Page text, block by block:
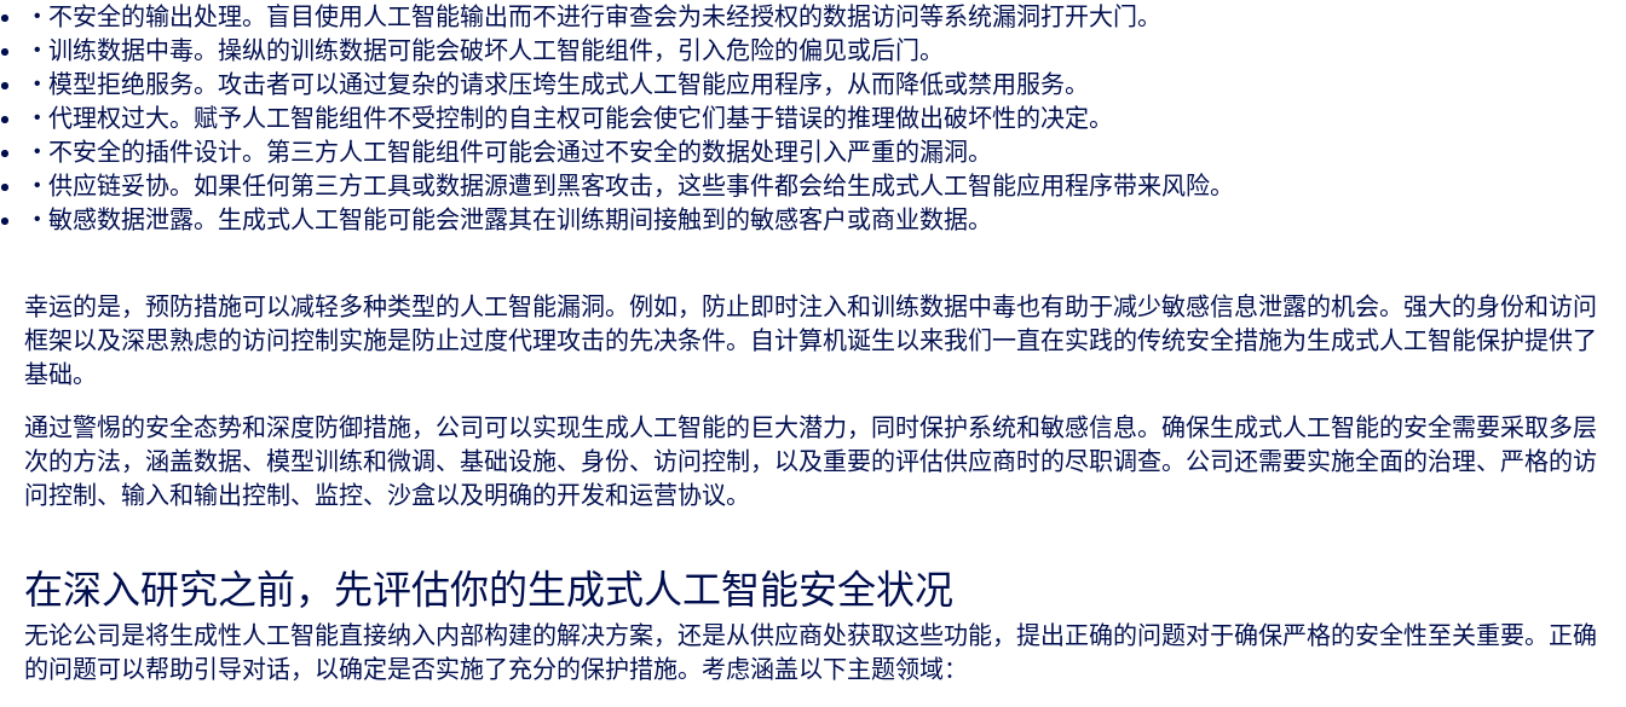
不安全的输出处理。盲目使用人工智能输出而不进行审查会为未经授权的数据访问等系统漏洞打开大门。
训练数据中毒。操纵的训练数据可能会破坏人工智能组件，引入危险的偏见或后门。
模型拒绝服务。攻击者可以通过复杂的请求压垮生成式人工智能应用程序，从而降低或禁用服务。
代理权过大。赋予人工智能组件不受控制的自主权可能会使它们基于错误的推理做出破坏性的决定。
不安全的插件设计。第三方人工智能组件可能会通过不安全的数据处理引入严重的漏洞。
供应链妥协。如果任何第三方工具或数据源遭到黑客攻击，这些事件都会给生成式人工智能应用程序带来风险。
敏感数据泄露。生成式人工智能可能会泄露其在训练期间接触到的敏感客户或商业数据。
幸运的是，预防措施可以减轻多种类型的人工智能漏洞。例如，防止即时注入和训练数据中毒也有助于减少敏感信息泄露的机会。强大的身份和访问
框架以及深思熟虑的访问控制实施是防止过度代理攻击的先决条件。自计算机诞生以来我们一直在实践的传统安全措施为生成式人工智能保护提供了
基础。
通过警惕的安全态势和深度防御措施，公司可以实现生成人工智能的巨大潜力，同时保护系统和敏感信息。确保生成式人工智能的安全需要采取多层
次的方法，涵盖数据、模型训练和微调、基础设施、身份、访问控制，以及重要的评估供应商时的尽职调查。公司还需要实施全面的治理、严格的访
问控制、输入和输出控制、监控、沙盒以及明确的开发和运营协议。
在深入研究之前，先评估你的生成式人工智能安全状况
无论公司是将生成性人工智能直接纳入内部构建的解决方案，还是从供应商处获取这些功能，提出正确的问题对于确保严格的安全性至关重要。正确
的问题可以帮助引导对话，以确定是否实施了充分的保护措施。考虑涵盖以下主题领域：